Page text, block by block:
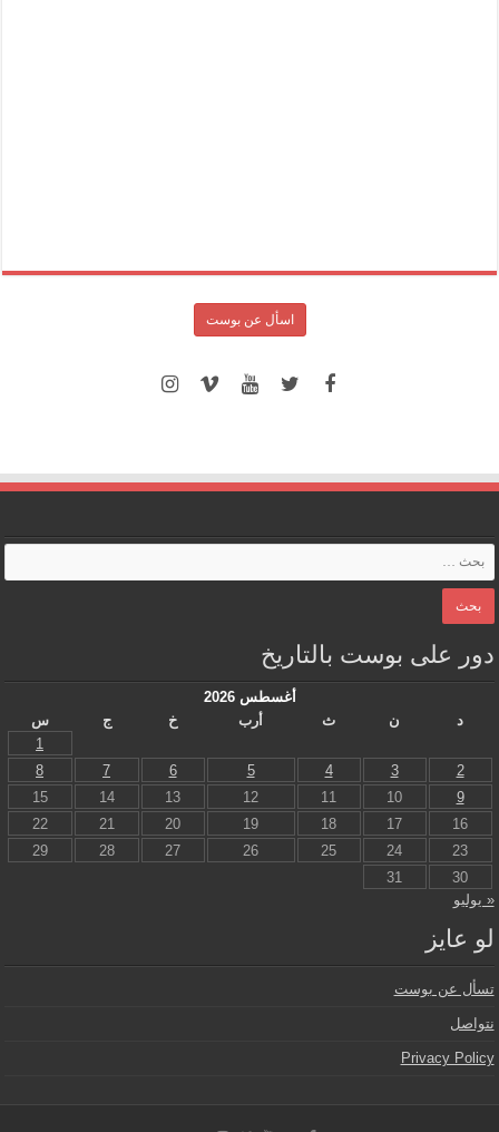
اسأل عن بوست
دور على بوست بالتاريخ
أغسطس 2026
د
ن ث أرب خ ج
س
1
2
3
4
5
6
7
8
9
10
11
12
13
14
15
16
17
18
19
20
21
22
23
24
25
26
27
28
29
30
31
« يوليو
لو عايز
تسأل عن بوست
نتواصل
Privacy Policy